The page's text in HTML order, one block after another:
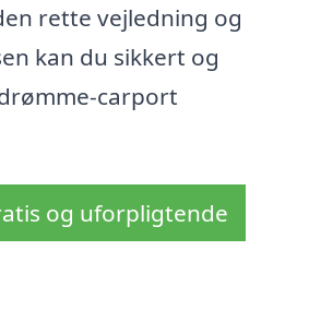
rette vejledning og
kan du sikkert og
carport
og uforpligtende